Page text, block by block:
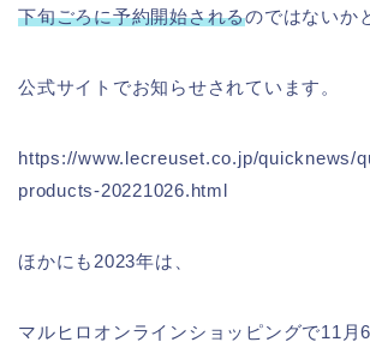
下旬ごろに予約開始されるのではないか
公式サイトでお知らせされています。
https://www.lecreuset.co.jp/quicknews/
products-20221026.html
ほかにも2023年は、
マルヒロオンラインショッピングで11月